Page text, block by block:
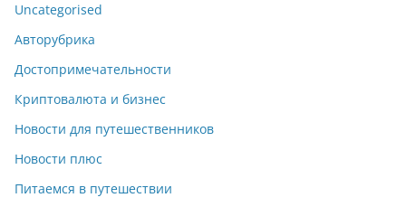
Uncategorised
Авторубрика
Достопримечательности
Криптовалюта и бизнес
Новости для путешественников
Новости плюс
Питаемся в путешествии